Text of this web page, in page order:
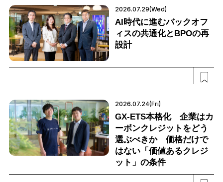
2026.07.29(Wed)
AI時代に進むバックオフ
ィスの共通化とBPOの再
設計
2026.07.24(Fri)
GX-ETS本格化 企業はカ
ーボンクレジットをどう
選ぶべきか 価格だけで
はない「価値あるクレジ
ット」の条件